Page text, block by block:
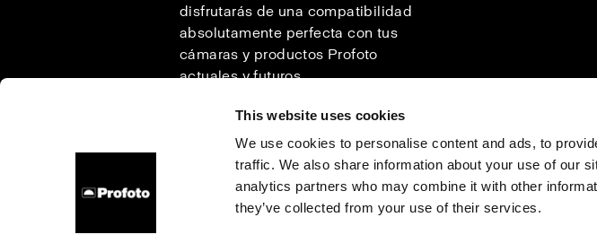
This website uses cookies
We use cookies to personalise content and ads, to
traffic. We also share information about your use of our
analytics partners who may combine it with other
they’ve collected from your use of their services.
disfrutarás de una compatibilidad
absolutamente perfecta con tus
cámaras y productos Profoto
actuales y futuros
Sobre nosotros Soporte técnico Carreras profesionales Prensa